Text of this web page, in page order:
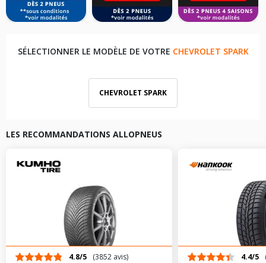
SÉLECTIONNER LE MODÈLE DE VOTRE CHEVROLET SPARK
CHEVROLET SPARK
LES RECOMMANDATIONS ALLOPNEUS
4.8/5 (3852 avis) 4.4/5